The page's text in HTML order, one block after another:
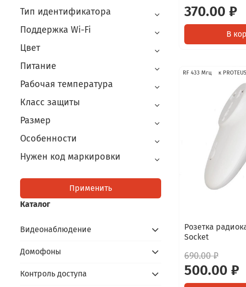
370.00 ₽
В
RF 433 Мгц к
Розетка
Socket
690.00 ₽
500.00 ₽
Тип идентификатора
Поддержка Wi-Fi
Цвет
Питание
Рабочая температура
Класс защиты
Размер
Особенности
Нужен код маркировки
Применить
Каталог
Видеонаблюдение
Домофоны
Контроль доступа